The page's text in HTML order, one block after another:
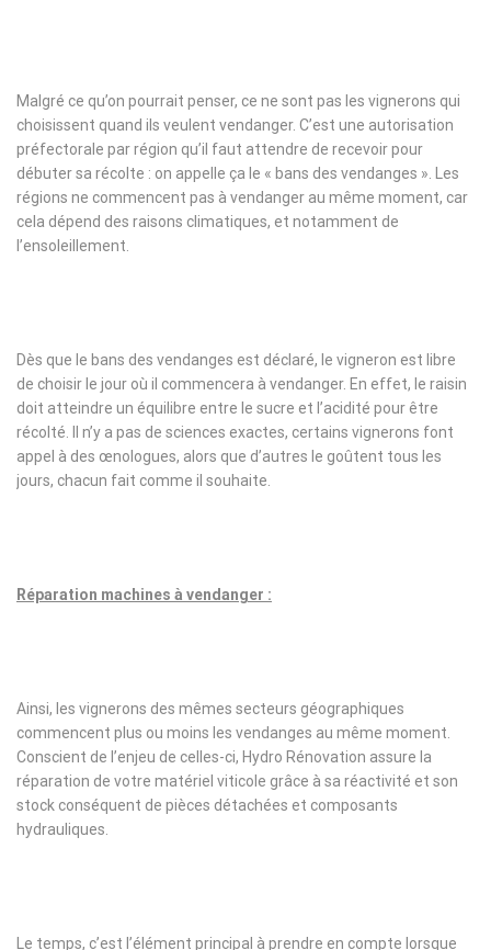
Malgré ce qu’on pourrait penser, ce ne sont pas les vignerons qui
choisissent quand ils veulent vendanger. C’est une autorisation
préfectorale par région qu’il faut attendre de recevoir pour
débuter sa récolte : on appelle ça le « bans des vendanges ». Les
régions ne commencent pas à vendanger au même moment, car
cela dépend des raisons climatiques, et notamment de
l’ensoleillement.
Dès que le bans des vendanges est déclaré, le vigneron est libre
de choisir le jour où il commencera à vendanger. En effet, le raisin
doit atteindre un équilibre entre le sucre et l’acidité pour être
récolté. Il n’y a pas de sciences exactes, certains vignerons font
appel à des œnologues, alors que d’autres le goûtent tous les
jours, chacun fait comme il souhaite.
Réparation machines à vendanger :
Ainsi, les vignerons des mêmes secteurs géographiques
commencent plus ou moins les vendanges au même moment.
Conscient de l’enjeu de celles-ci, Hydro Rénovation assure la
réparation de votre matériel viticole grâce à sa réactivité et son
stock conséquent de pièces détachées et composants
hydrauliques.
Le temps, c’est l’élément principal à prendre en compte lorsque